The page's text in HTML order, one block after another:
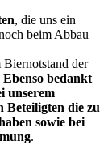
, die uns ein
beim Abbau
Biernotstand der
Ebenso bedankt
unserem
Beteiligten die zu
sowie bei
.